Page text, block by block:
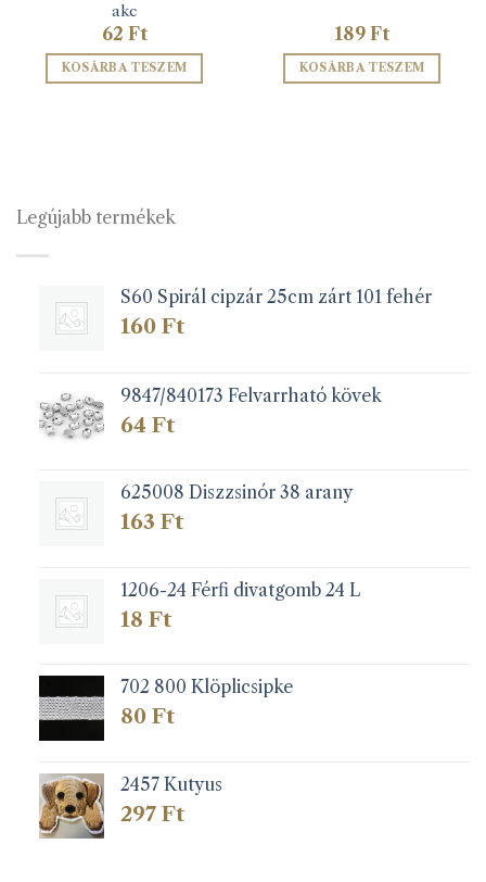
akc
62 Ft
KOSÁRBA TESZEM
189 Ft
KOSÁRBA TESZEM
Legújabb termékek
S60 Spirál cipzár 25cm zárt 101 fehér
160 Ft
9847/840173 Felvarrható kövek
64 Ft
625008 Diszzsinór 38 arany
163 Ft
1206-24 Férfi divatgomb 24 L
18 Ft
702 800 Klöplicsipke
80 Ft
2457 Kutyus
297 Ft